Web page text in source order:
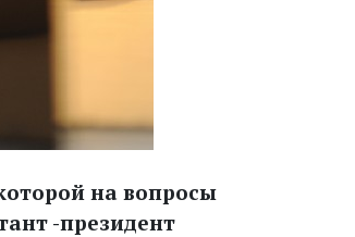
на вопросы
-президент